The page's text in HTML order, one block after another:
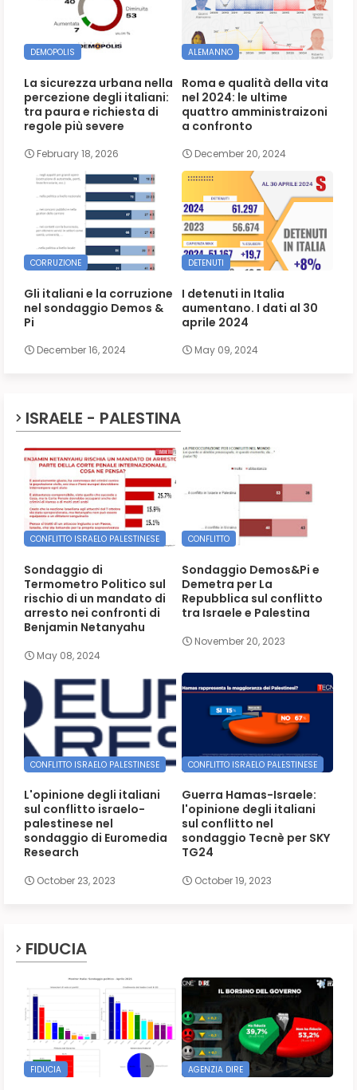
DEMOPOLIS
La sicurezza urbana nella
percezione degli italiani:
tra paura e richiesta di
regole più severe
February 18, 2026
ALEMANNO
Roma e qualità della vita
nel 2024: le ultime
quattro amministraizoni
a confronto
December 20, 2024
CORRUZIONE
Gli italiani e la corruzione
nel sondaggio Demos &
Pi
December 16, 2024
DETENUTI
I detenuti in Italia
aumentano. I dati al 30
aprile 2024
May 09, 2024
ISRAELE - PALESTINA
CONFLITTO ISRAELO PALESTINESE
Sondaggio di
Termometro Politico sul
rischio di un mandato di
arresto nei confronti di
Benjamin Netanyahu
May 08, 2024
CONFLITTO
Sondaggio Demos&Pi e
Demetra per La
Repubblica sul conflitto
tra Israele e Palestina
November 20, 2023
CONFLITTO ISRAELO PALESTINESE
L'opinione degli italiani
sul conflitto israelo-
palestinese nel
sondaggio di Euromedia
Research
October 23, 2023
CONFLITTO ISRAELO PALESTINESE
Guerra Hamas-Israele:
l'opinione degli italiani
sul conflitto nel
sondaggio Tecnè per SKY
TG24
October 19, 2023
FIDUCIA
FIDUCIA AGENZIA DIRE